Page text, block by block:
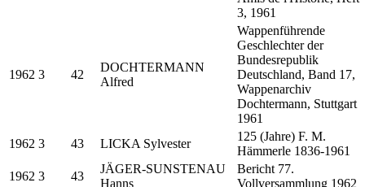
3, 1961
1962 3 42
DOCHTERMANN
Alfred
Wappenführende
Geschlechter der
Bundesrepublik
Deutschland, Band 17,
Wappenarchiv
Dochtermann, Stuttgart
1961
1962 3 43 LICKA Sylvester
125 (Jahre) F. M.
Hämmerle 1836-1961
1962 3 43
JÄGER-SUNSTENAU
Hanns
Bericht 77.
Vollversammlung 1962